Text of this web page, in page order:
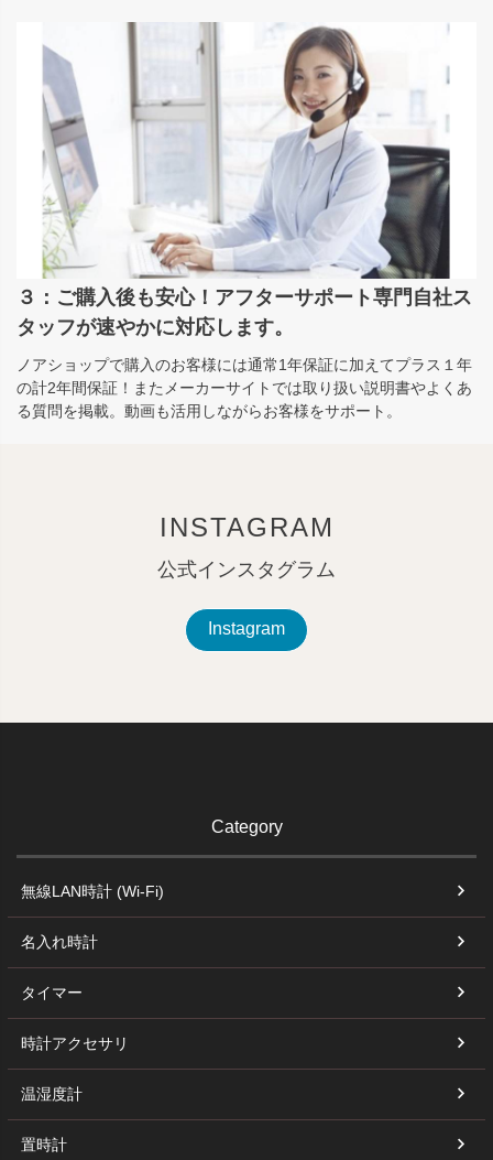
３：ご購入後も安心！アフターサポート専門自社ス
タッフが速やかに対応します。
ノアショップで購入のお客様には通常1年保証に加えてプラス１年
の計2年間保証！またメーカーサイトでは取り扱い説明書やよくあ
る質問を掲載。動画も活用しながらお客様をサポート。
INSTAGRAM
公式インスタグラム
Instagram
Category
無線LAN時計 (Wi-Fi)
名入れ時計
タイマー
時計アクセサリ
温湿度計
置時計